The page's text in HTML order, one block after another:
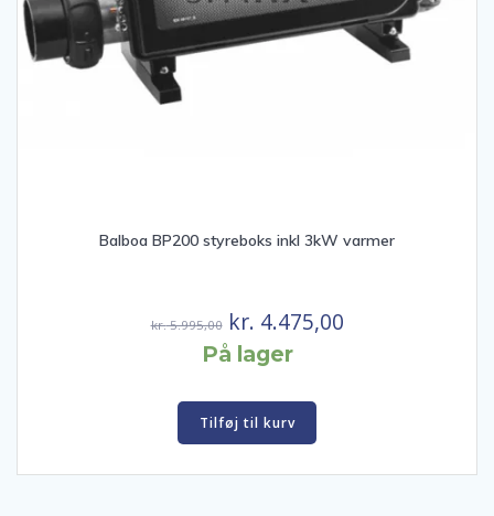
Balboa BP200 styreboks inkl 3kW varmer
kr.5.995,00 Den
oprindelige
var:
kr. 5.995,00.
kr. 4.475,00Den
På lager
Tilføj til kurv